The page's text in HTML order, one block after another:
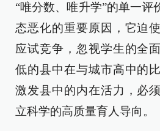
“唯分数、唯升学”的单一评
态恶化的重要原因，它迫
应试竞争，忽视学生的全
低的县中在与城市高中的
激发县中的内在活力，必
立科学的高质量育人导向。